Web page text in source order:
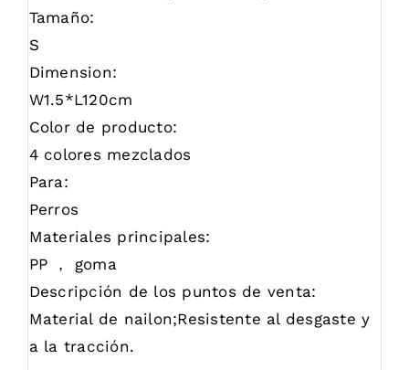
Tamaño:
S
Dimension:
W1.5*L120cm
Color de producto:
4 colores mezclados
Para:
Perros
Materiales principales:
PP ， goma
Descripción de los puntos de venta:
Material de nailon;Resistente al desgaste y
a la tracción.